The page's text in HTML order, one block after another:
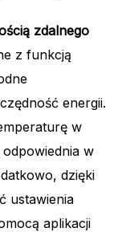
zdalnego
z funkcją
energii.
w
w
dzięki
ustawienia
aplikacji